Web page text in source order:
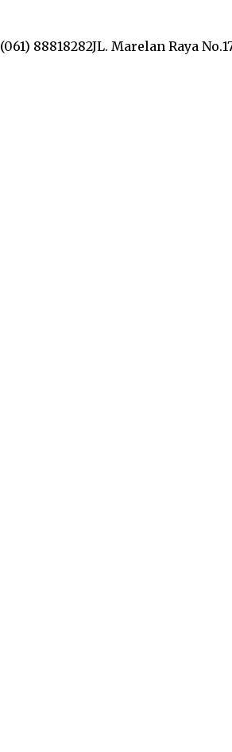
(061) 88818282JL. Marelan Raya